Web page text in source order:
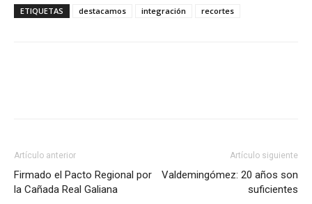
ETIQUETAS destacamos integración recortes
Artículo anterior
Firmado el Pacto Regional por
la Cañada Real Galiana
Artículo siguiente
Valdemingómez: 20 años son
suficientes